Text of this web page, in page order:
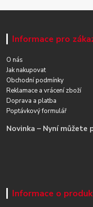
Informace pro
O nás
Jak nakupovat
Obchodní podmínky
Reklamace a vrácení zboží
Doprava a platba
Poptávkový formulář
Novinka – Nyní
Informace o